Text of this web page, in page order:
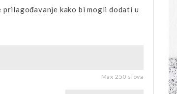
kako bi mogli dodati u
Max 250 slova